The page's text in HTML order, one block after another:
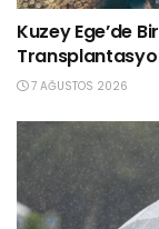
Kuzey Ege’de
7 AĞUSTOS 2026